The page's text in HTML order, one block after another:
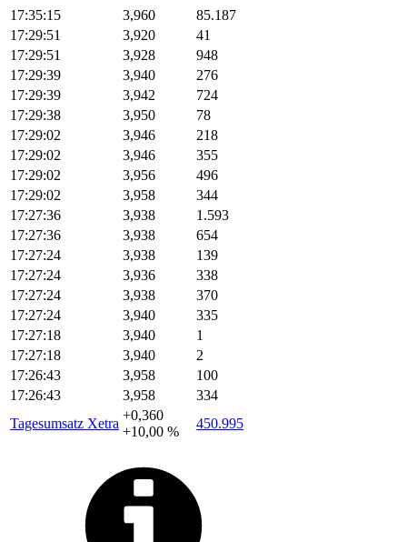
17:35:15
3,960
85.187
17:29:51
3,920
41
17:29:51
3,928
948
17:29:39
3,940
276
17:29:39
3,942
724
17:29:38
3,950
78
17:29:02
3,946
218
17:29:02
3,946
355
17:29:02
3,956
496
17:29:02
3,958
344
17:27:36
3,938
1.593
17:27:36
3,938
654
17:27:24
3,938
139
17:27:24
3,936
338
17:27:24
3,938
370
17:27:24
3,940
335
17:27:18
3,940
1
17:27:18
3,940
2
17:26:43
3,958
100
17:26:43
3,958
334
Tagesumsatz Xetra
+0,360
+10,00 %
450.995